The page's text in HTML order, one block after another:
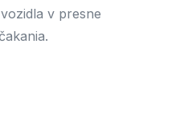
v presne